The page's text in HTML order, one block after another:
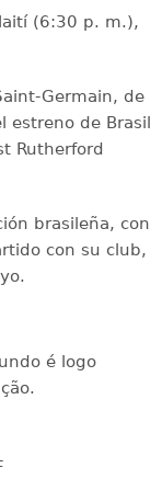
(6:30 p. m.),
Germain, de
estreno de Brasil
Rutherford
brasileña, con
con su club,
é logo